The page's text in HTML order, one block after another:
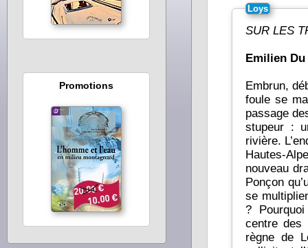
Loys
SUR LES
Emilien
Embrun,
foule se
passage
stupeur :
rivière.
Hautes-
nouveau
Ponçon
se multiplient. Que se passe-t-il dans cette région
?
centre des
règne de
Promotions